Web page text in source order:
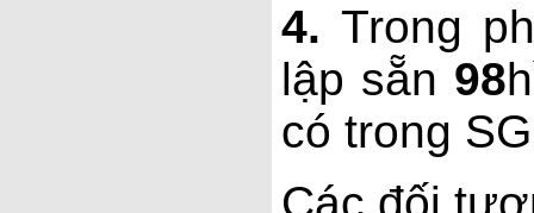
4. Trong
lập sẵn 98
có trong